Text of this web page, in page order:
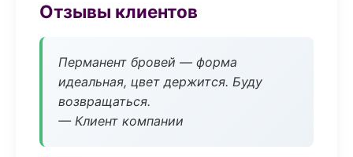
Отзывы клиентов
Перманент бровей — форма
идеальная, цвет держится. Буду
возвращаться.
— Клиент компании